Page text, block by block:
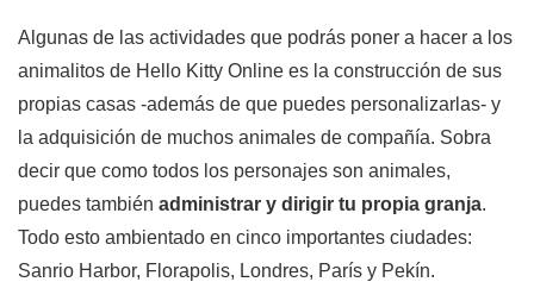
Algunas de las actividades que podrás poner a hacer a los
animalitos de Hello Kitty Online es la construcción de sus
propias casas -además de que puedes personalizarlas- y
la adquisición de muchos animales de compañía. Sobra
decir que como todos los personajes son animales,
puedes también administrar y dirigir tu propia granja.
Todo esto ambientado en cinco importantes ciudades:
Sanrio Harbor, Florapolis, Londres, París y Pekín.